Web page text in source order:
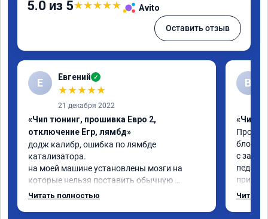
5.0 из 5★★★★★ Avito
Оставить отзыв
Е Евгений ✓
★★★★★
21 декабря 2022
«Чип тюнинг, прошивка Евро 2,
отключение Егр, лямбд»
додж калибр, ошибка по лямбде
катализатора.
на моей машине установлены мозги на
которые нельзя поставить обычную
прошивку под евро 2.
Читать полностью
В
«Чип
с
педаль
Читать